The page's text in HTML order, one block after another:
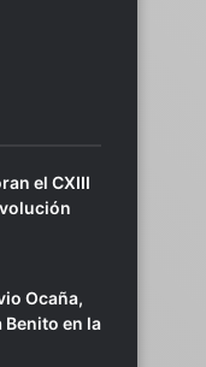
el CXIII
Ocaña,
en la